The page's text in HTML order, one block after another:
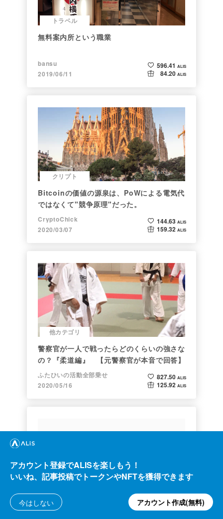
トラベル
無料案内所という職業
bansu
2019/06/11
596.41 ALIS
84.20 ALIS
クリプト
Bitcoinの価値の源泉は、PoWによる電気代
ではなくて"競争原理"だった。
CryptoChick
2020/03/07
144.63 ALIS
159.32 ALIS
他カテゴリ
警察官が一人で戦ったらどのくらいの強さな
の？『柔道編』 【元警察官が本音で回答】
ふたひいの活動全部乗せ
2020/05/16
827.50 ALIS
125.92 ALIS
Bitcoin史 〜0.00076ドルから6万ドルへの
アカウント登録でALISを楽しもう！
いいね、記事投稿でトークンやNFTを獲得できます
今はしない アカウント作成(無料)